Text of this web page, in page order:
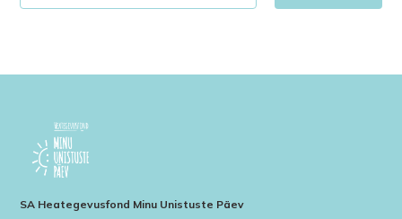
SA Heategevusfond Minu Unistuste Päev